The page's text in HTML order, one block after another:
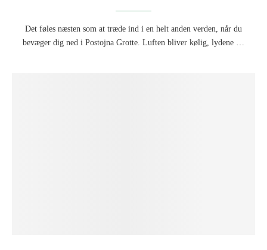
Det føles næsten som at træde ind i en helt anden verden, når du
bevæger dig ned i Postojna Grotte. Luften bliver kølig, lydene …